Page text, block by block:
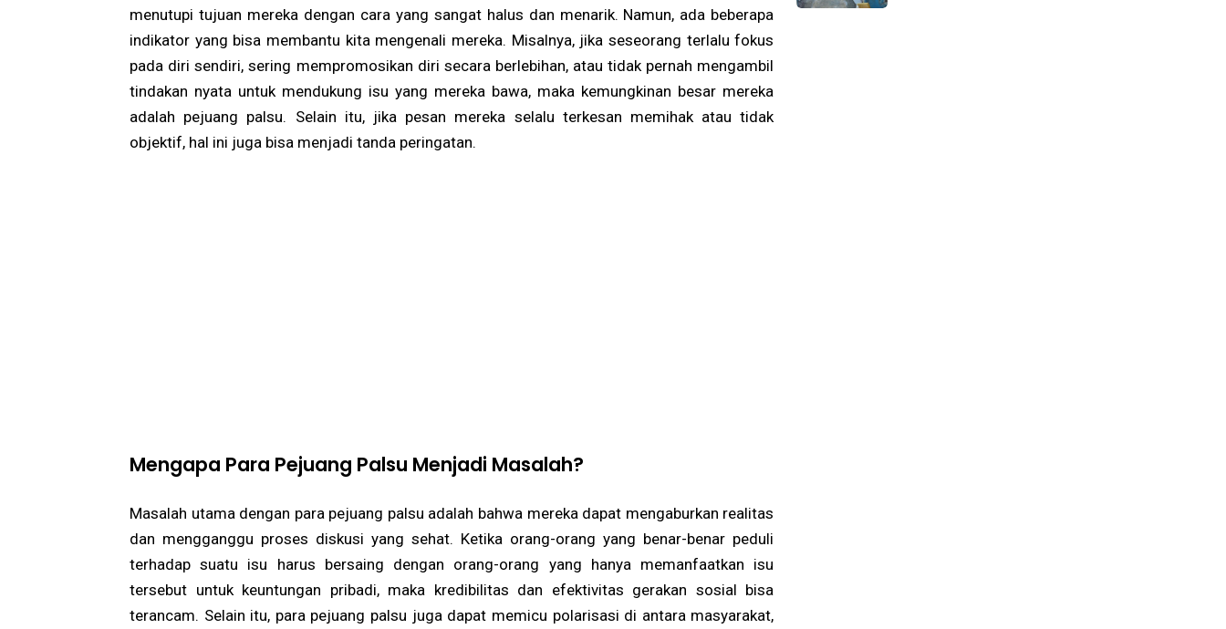
menutupi tujuan mereka dengan cara yang sangat halus dan menarik. Namun, ada beberapa
indikator yang bisa membantu kita mengenali mereka. Misalnya, jika seseorang terlalu fokus
pada diri sendiri, sering mempromosikan diri secara berlebihan, atau tidak pernah mengambil
tindakan nyata untuk mendukung isu yang mereka bawa, maka kemungkinan besar mereka
adalah pejuang palsu. Selain itu, jika pesan mereka selalu terkesan memihak atau tidak
objektif, hal ini juga bisa menjadi tanda peringatan.
Mengapa Para Pejuang Palsu Menjadi Masalah?
Masalah utama dengan para pejuang palsu adalah bahwa mereka dapat mengaburkan realitas
dan mengganggu proses diskusi yang sehat. Ketika orang-orang yang benar-benar peduli
terhadap suatu isu harus bersaing dengan orang-orang yang hanya memanfaatkan isu
tersebut untuk keuntungan pribadi, maka kredibilitas dan efektivitas gerakan sosial bisa
terancam. Selain itu, para pejuang palsu juga dapat memicu polarisasi di antara masyarakat,